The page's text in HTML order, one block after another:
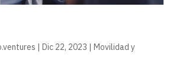
Dic 22, 2023
Movilidad y